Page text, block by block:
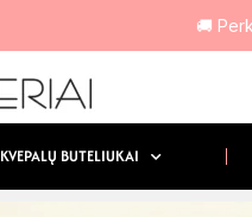
🚚
KVEPALŲ BUTELIUKAI